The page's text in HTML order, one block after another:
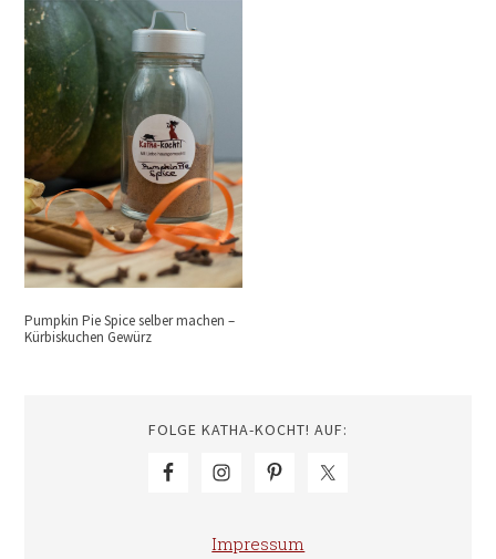
Pumpkin Pie Spice selber machen –
Kürbiskuchen Gewürz
FOLGE KATHA-KOCHT! AUF:
Impressum